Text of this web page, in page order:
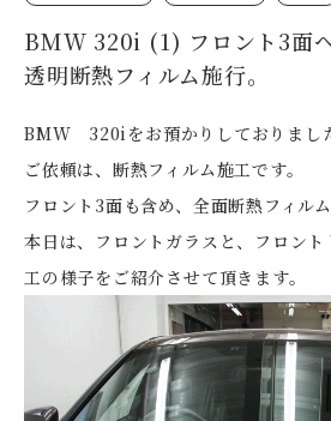
BMW 320i (1) フロント3面
透明断熱フィルム施行。
BMW 320iをお預かりしておりまし
ご依頼は、断熱フィルム施工です。
フロント3面も含め、全面断熱フィル
本日は、フロントガラスと、フロン
工の様子をご紹介させて頂きます。